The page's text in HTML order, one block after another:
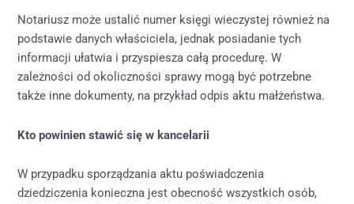
Notariusz może ustalić numer księgi wieczystej również na
podstawie danych właściciela, jednak posiadanie tych
informacji ułatwia i przyspiesza całą procedurę. W
zależności od okoliczności sprawy mogą być potrzebne
także inne dokumenty, na przykład odpis aktu małżeństwa.
Kto powinien stawić się w kancelarii
W przypadku sporządzania aktu poświadczenia
dziedziczenia konieczna jest obecność wszystkich osób,